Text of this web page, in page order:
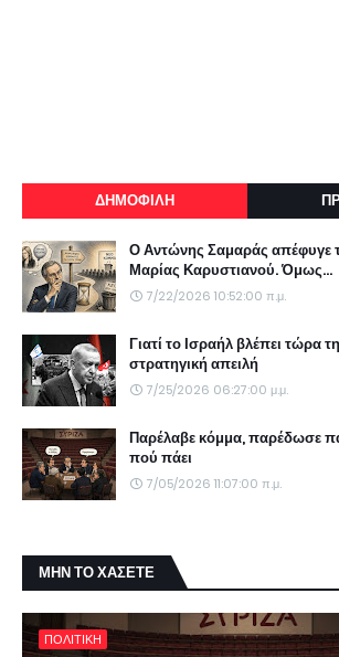
ΔΗΜΟΦΙΛΗ
Ο Αντώνης Σαμαράς απέφυγε
Μαρίας Καρυστιανού. Όμως...
7/22/2026 10:52:00 π.μ.
Γιατί το Ισραήλ βλέπει τώρα
στρατηγική απειλή
7/25/2026 06:27:00 μ.μ.
Παρέλαβε κόμμα, παρέδωσε
πού πάει
7/05/2026 11:07:00 π.μ.
ΜΗΝ ΤΟ ΧΑΣΕΤΕ
ΠΟΛΙΤΙΚΗ